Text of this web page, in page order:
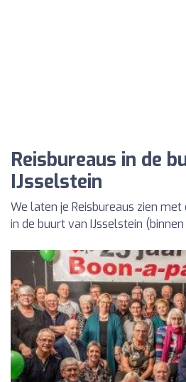
Reisbureaus in de
IJsselstein
We laten je Reisbureaus zien
in de buurt van IJsselstein